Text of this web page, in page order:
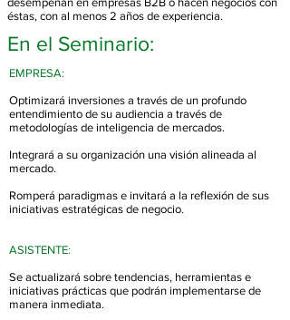
éstas, con al menos 2 años de experiencia.
En el Seminario:
EMPRESA:
Optimizará inversiones a través de un profundo
entendimiento de su audiencia a través de
metodologías de inteligencia de mercados.
Integrará a su organización una visión alineada al
mercado.
Romperá paradigmas e invitará a la reflexión de sus
iniciativas estratégicas de negocio.
ASISTENTE:
Se actualizará sobre tendencias, herramientas e
iniciativas prácticas que podrán implementarse de
manera inmediata.